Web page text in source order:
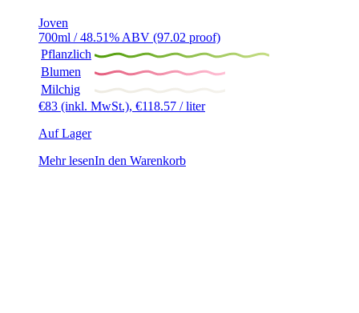
Joven
700ml / 48.51% ABV (97.02 proof)
Pflanzlich
Blumen
Milchig
€83 (inkl. MwSt.), €118.57 / liter
Auf Lager
Mehr lesenIn den Warenkorb